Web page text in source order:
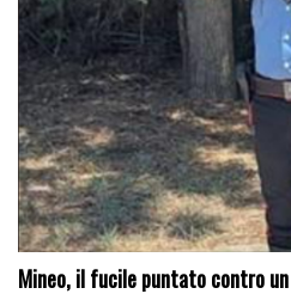
Mineo, il fucile puntato contro